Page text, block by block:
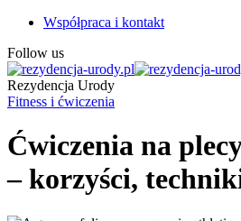
Współpraca i kontakt
Follow us
Rezydencja Urody
Fitness i ćwiczenia
Ćwiczenia na
– korzyści,